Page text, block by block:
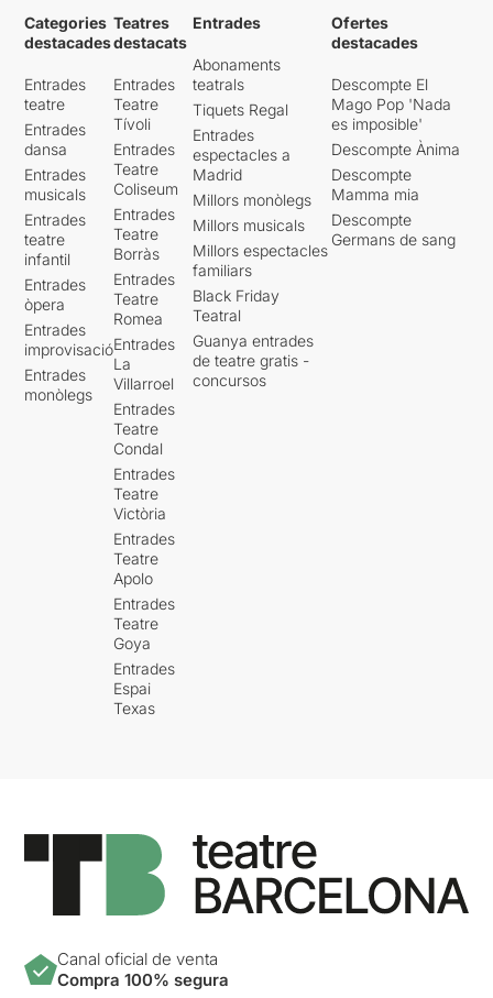
Categories
destacades
Entrades
teatre
Entrades
dansa
Entrades
musicals
Entrades
teatre
infantil
Entrades
òpera
Entrades
improvisació
Entrades
monòlegs
Teatres
destacats
Entrades
Teatre
Tívoli
Entrades
Teatre
Coliseum
Entrades
Teatre
Borràs
Entrades
Teatre
Romea
Entrades
La
Villarroel
Entrades
Teatre
Condal
Entrades
Teatre
Victòria
Entrades
Teatre
Apolo
Entrades
Teatre
Goya
Entrades
Espai
Texas
Entrades
Abonaments
teatrals
Tiquets Regal
Entrades
espectacles a
Madrid
Millors monòlegs
Millors musicals
Millors espectacles
familiars
Black Friday
Teatral
Guanya entrades
de teatre gratis -
concursos
Ofertes
destacades
Descompte El
Mago Pop 'Nada
es imposible'
Descompte Ànima
Descompte
Mamma mia
Descompte
Germans de sang
Canal oficial de venta
Compra 100% segura